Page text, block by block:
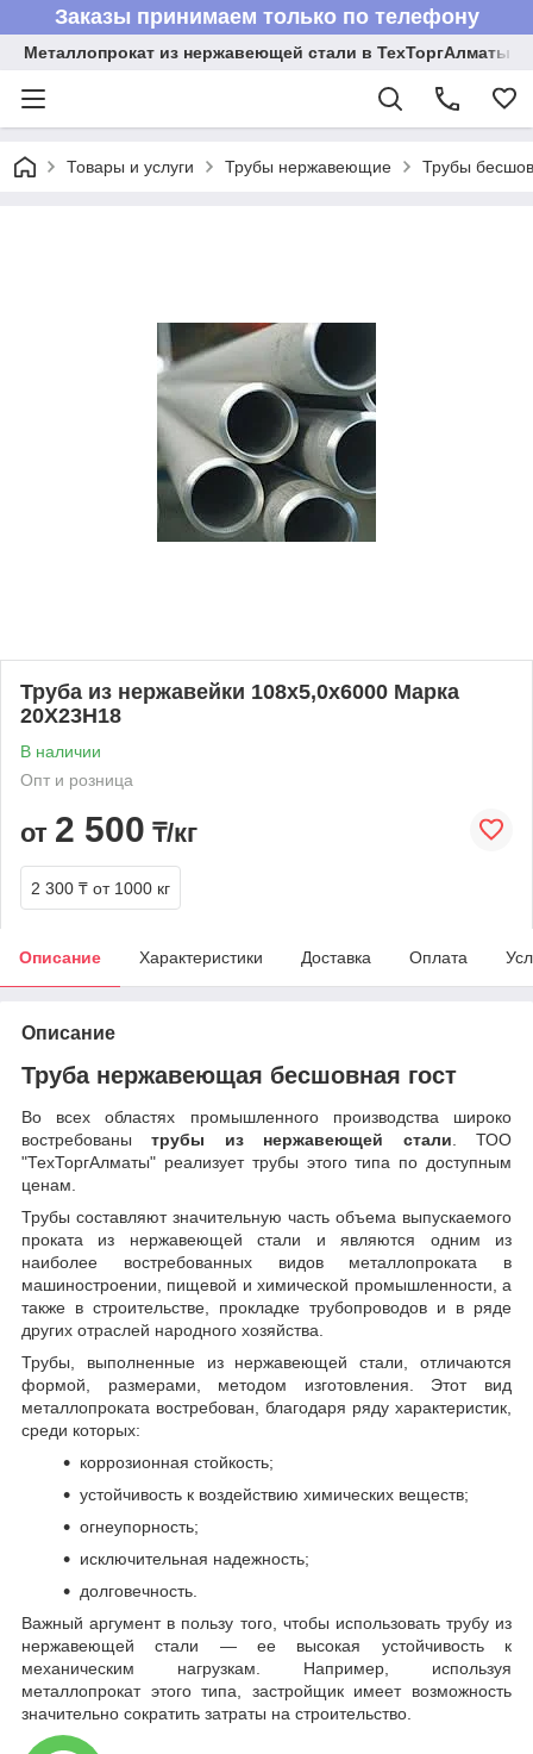
Заказы принимаем только по телефону
Металлопрокат из нержавеющей стали в ТехТоргАлматы
Товары и услуги Трубы нержавеющие Трубы
Труба из нержавейки 108х5,0х6000 Марка
20Х23Н18
В наличии
Опт и розница
от 2 500 ₸/кг
2 300 ₸ от 1000 кг
Описание Характеристики Доставка Оплата
Описание
Труба нержавеющая бесшовная гост
Во всех областях промышленного производства широко
востребованытрубы из нержавеющей стали. ТОО
"ТехТоргАлматы" реализует трубы этого типа по доступным
ценам.
Трубы составляют значительную часть объема выпускаемого
проката из нержавеющей стали и являются одним из
наиболее востребованных видов металлопроката в
машиностроении, пищевой и химической промышленности, а
также в строительстве, прокладке трубопроводов и в ряде
других отраслей народного хозяйства.
Трубы, выполненные из нержавеющей стали, отличаются
формой, размерами, методом изготовления. Этот вид
металлопроката востребован, благодаря ряду характеристик,
среди которых:
коррозионная стойкость;
устойчивость к воздействию химических веществ;
огнеупорность;
исключительная надежность;
долговечность.
Важный аргумент в пользу того, чтобы использовать трубу из
нержавеющей стали — ее высокая устойчивость к
механическим нагрузкам. Например, используя
металлопрокат этого типа, застройщик имеет возможность
значительно сократить затраты на строительство.